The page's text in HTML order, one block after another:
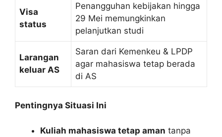
Visa
status
Penangguhan kebijakan hingga
29 Mei memungkinkan
pelanjutkan studi
Larangan
keluar AS
Saran dari Kemenkeu & LPDP
agar mahasiswa tetap berada
di AS
Pentingnya Situasi Ini
Kuliah mahasiswa tetap aman tanpa